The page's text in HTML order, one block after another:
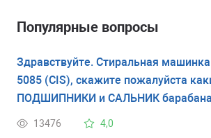
Популярные вопросы
Здравствуйте. Стиральная
5085 (CIS), скажите пожалуйста
ПОДШИПНИКИ и САЛЬНИК барабана
13476 4,0